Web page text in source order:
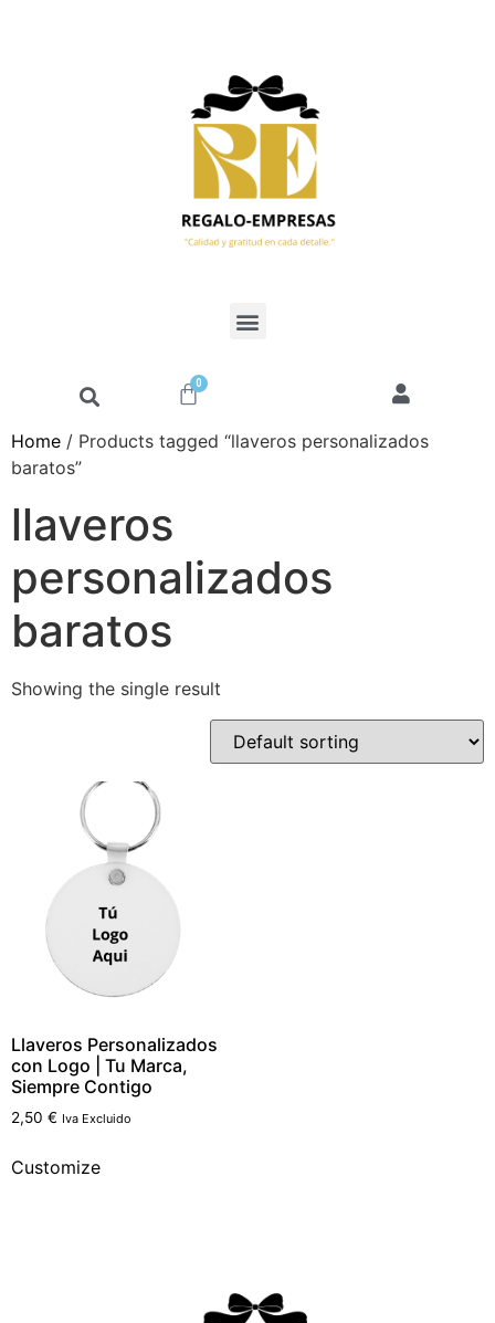
0
Home / Products tagged “llaveros personalizados
baratos”
llaveros
personalizados
baratos
Showing the single result
Llaveros Personalizados
con Logo | Tu Marca,
Siempre Contigo
2,50 € Iva Excluido
Customize